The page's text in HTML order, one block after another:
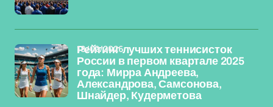
Рейтинг лучших теннисисток
России в первом квартале 2025
года: Мирра Андреева,
Александрова, Самсонова,
Шнайдер, Кудерметова
18/02/2026